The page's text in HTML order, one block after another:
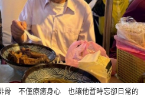
骨 不僅療癒身心 也讓他暫時忘卻日常的